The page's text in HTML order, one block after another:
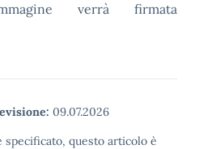
verrà firmata
09.07.2026
questo articolo è